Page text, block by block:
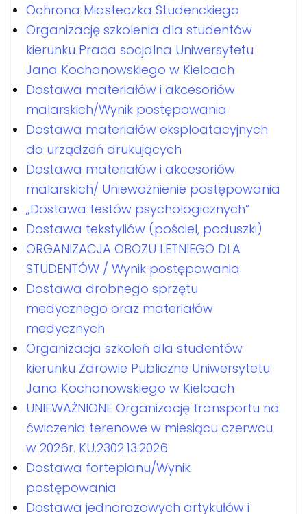
Ochrona Miasteczka Studenckiego
Organizację szkolenia dla studentów
kierunku Praca socjalna Uniwersytetu
Jana Kochanowskiego w Kielcach
Dostawa materiałów i akcesoriów
malarskich/Wynik postępowania
Dostawa materiałów eksploatacyjnych
do urządzeń drukujących
Dostawa materiałów i akcesoriów
malarskich/ Unieważnienie postępowania
„Dostawa testów psychologicznych”
Dostawa tekstyliów (pościel, poduszki)
ORGANIZACJA OBOZU LETNIEGO DLA
STUDENTÓW / Wynik postępowania
Dostawa drobnego sprzętu
medycznego oraz materiałów
medycznych
Organizacja szkoleń dla studentów
kierunku Zdrowie Publiczne Uniwersytetu
Jana Kochanowskiego w Kielcach
UNIEWAŻNIONE Organizację transportu na
ćwiczenia terenowe w miesiącu czerwcu
w 2026r. KU.2302.13.2026
Dostawa fortepianu/Wynik
postępowania
Dostawa jednorazowych artykułów i